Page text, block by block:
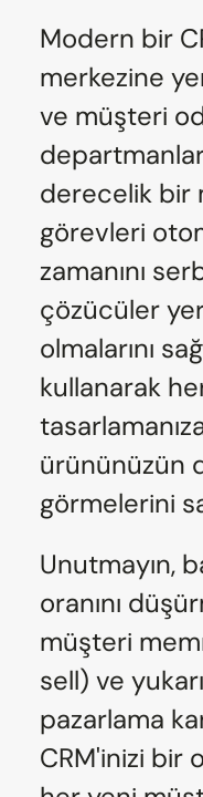
Modern bir
merkezine
ve müşteri
derecelik bir
görevleri
zamanını
çözücüler
olmalarını
kullanarak
ürününüzün
görmelerini
Unutmayın,
oranını
müşteri
sell) ve
pazarlama
CRM'inizi bir